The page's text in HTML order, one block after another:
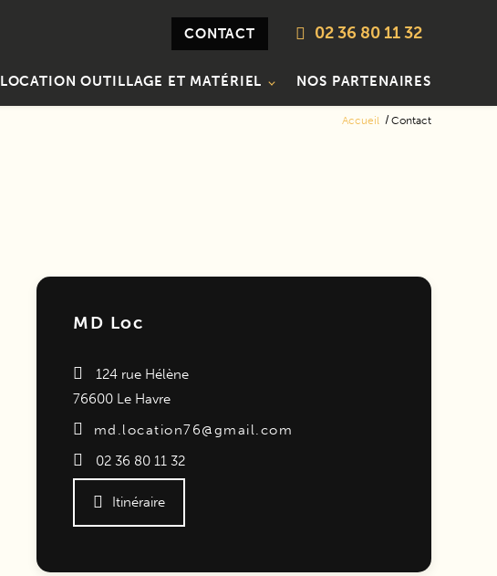
CONTACT 02 36 80 11 32
LOCATION OUTILLAGE ET MATÉRIEL NOS PARTENAIRES
Accueil Contact
MD Loc
124 rue Hélène
76600 Le Havre
md.location76@gmail.com
02 36 80 11 32
Itinéraire